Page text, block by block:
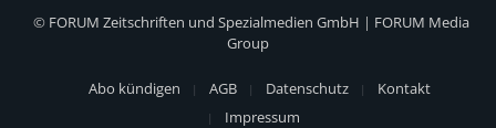
© FORUM Zeitschriften und Spezialmedien GmbH | FORUM Media
Group
Abo kündigen AGB Datenschutz
Kontakt
Impressum